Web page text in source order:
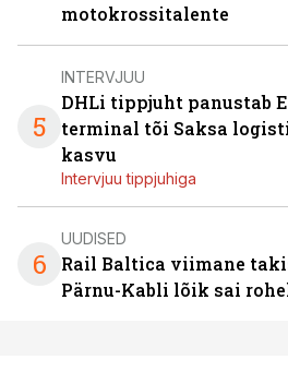
motokrossitalente
5
INTERVJUU
DHLi tippjuht panustab
terminal tõi Saksa
kasvu
Intervjuu tippjuhiga
6
UUDISED
Rail Baltica viimane
Pärnu-Kabli lõik sai